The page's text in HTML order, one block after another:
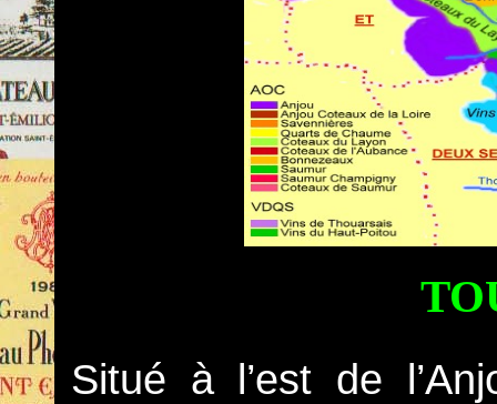
Situé à l’est de